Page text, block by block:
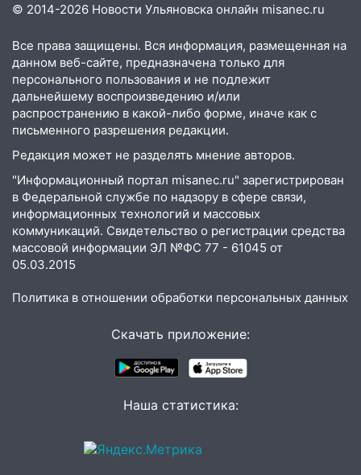
15:59 Ульяновец отдал более 14
миллионов рублей за криминальное
покровительство
15:32 На «кольце» кроссовер сбил 18-
летнего мопедиста
15:00 В Ульяновске после тройного ДТП
госпитализировали 25-летнего байкера
14:32 На Ульяновскую область
надвигается жара
14:08 Пешеход переходил по «зебре»:
подробности серьезной аварии на
Фруктовой
13:30
В Димитровграде на улице
Трудовой горело здание
Водитель без прав врезался в
припаркованный автомобиль
велосипеде и попал под колеса
Железнодорожном районе горела дача
© 2014-2026 Новости Ульяновска онлайн misanec.ru
Все права защищены. Вся информация, размещенная на
данном веб-сайте, предназначена только для
персонального пользования и не подлежит
дальнейшему воспроизведению и/или
распространению в какой-либо форме, иначе как с
письменного разрешения редакции.
Редакция может не разделять мнение авторов.
"Информационный портал misanec.ru" зарегистрирован
в Федеральной службе по надзору в сфере связи,
информационных технологий и массовых
коммуникаций. Свидетельство о регистрации средства
массовой информации ЭЛ №ФС 77 - 61045 от
05.03.2015
Политика в отношении обработки персональных данных
Скачать приложение:
Наша статистика: